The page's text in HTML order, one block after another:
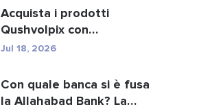
Acquista i prodotti
Qushvolpix con
criptovalute: Bitcoin,
Jul 18, 2026
Con quale banca si è fusa
la Allahabad Bank? La